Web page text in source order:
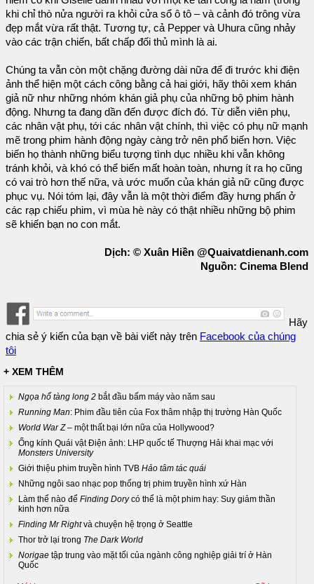
khi chỉ thò nửa người ra khỏi cửa sổ ô tô – và cảnh đó trông vừa
đẹp mắt vừa rất thật. Tương tự, cả Pepper và Uhura cũng nhảy
vào các trận chiến, bất chấp đối thủ mình là ai.
Chúng ta vẫn còn một chặng đường dài nữa để đi trước khi điện
ảnh thể hiện một cách công bằng cả hai giới, hãy thôi xem khán
giả nữ như những nhóm khán giả phụ của những bộ phim hành
động. Nhưng ta đang dần đến được đích đó. Từ diễn viên phụ,
các nhân vật phụ, tới các nhân vật chính, thì việc có phụ nữ mạnh
mẽ trong phim hành động ngày càng trở nên phổ biến hơn. Việc
biến họ thành những biểu tượng tình dục nhiều khi vẫn không
tránh khỏi, và khó có thể biến mất hoàn toàn, nhưng ít ra họ cũng
có vai trò hơn thế nữa, và ước muốn của khán giả nữ cũng được
phục vụ. Nói tóm lại, đây vẫn là một thời điểm đầy hưng phấn ở
các rạp chiếu phim, vì mùa hè này có thật nhiều những bộ phim
sẽ khiến bạn no con mắt.
Dịch: © Xuân Hiền @Quaivatdienanh.com
Nguồn: Cinema Blend
Hãy
chia sẻ ý kiến của bạn về bài viết này trên Facebook của chúng
tôi
+ XEM THÊM
Ngọa hổ tàng long 2 bắt đầu bấm máy vào năm sau
Running Man: Phim đầu tiên của Fox thâm nhập thị trường Hàn Quốc
World War Z– một thất bại lớn nữa của Hollywood?
Ống kính Quái vật Điện ảnh: LHP quốc tế Thượng Hải khai mạc với
Monsters University
Giới thiệu phim truyền hình TVB Hảo tâm tác quái
Những ngôi sao nhạc pop thống trị phim truyền hình xứ Hàn
Làm thể nào để Finding Dorycó thể là một phim hay: Suy giảm thần
kinh hơn nữa
Finding Mr Rightvà chuyện hệ trọng ở Seattle
Thor trở lại trong The Dark World
Norigae tập trung vào mặt tối của ngành công nghiệp giải trí ở Hàn
Quốc